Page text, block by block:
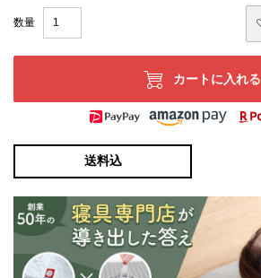
カートに入れる
送料込